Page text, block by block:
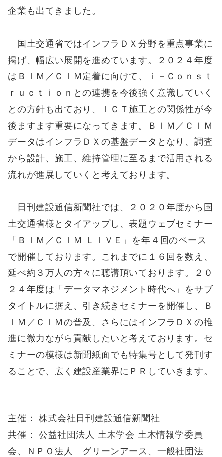
企業も出てきました。
国土交通省ではインフラＤＸ分野を重点事業に
掲げ、幅広い展開を進めています。２０２４年度
はＢＩＭ／ＣＩＭ定着に向けて、ｉ－Ｃｏｎｓｔ
ｒｕｃｔｉｏｎとの連携を今後強く意識していく
との方針も出ており、ＩＣＴ施工との関係性が今
後ますます重要になってきます。ＢＩＭ／ＣＩＭ
データはインフラＤＸの基盤データとなり、調査
から設計、施工、維持管理に至るまで活用される
流れが進展していくと考えております。
日刊建設通信新聞社では、２０２０年度から国
土交通省様とタイアップし、表題ウェブセミナー
「ＢＩＭ／ＣＩＭ ＬＩＶＥ」を年４回のペース
で開催しております。これまでに１６回を数え、
延べ約３万人の方々に聴講頂いております。２０
２４年度は「データマネジメント時代へ」をサブ
タイトルに据え、引き続きセミナーを開催し、Ｂ
ＩＭ／ＣＩＭの普及、さらにはインフラＤＸの推
進に微力ながら貢献したいと考えております。セ
ミナーの模様は新聞紙面でも特集号として発刊す
ることで、広く建設産業界にＰＲしていきます。
主催： 株式会社日刊建設通信新聞社
共催： 公益社団法人 土木学会 土木情報学委員
会、ＮＰＯ法人 グリーンアース、一般社団法